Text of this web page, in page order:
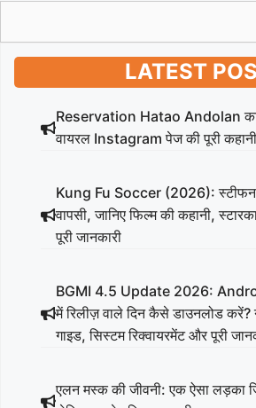
LATEST
Reservation Hatao Andolan का
वायरल Instagram पेज की पूरी कहानी
Kung Fu Soccer (2026): स्टीफन
वापसी, जानिए फिल्म की कहानी,
पूरी जानकारी
BGMI 4.5 Update 2026:
में रिलीज़ वाले दिन कैसे डाउनलोड करें?
गाइड, सिस्टम रिक्वायरमेंट और पूरी
एलन मस्क की जीवनी: एक ऐसा लड़का